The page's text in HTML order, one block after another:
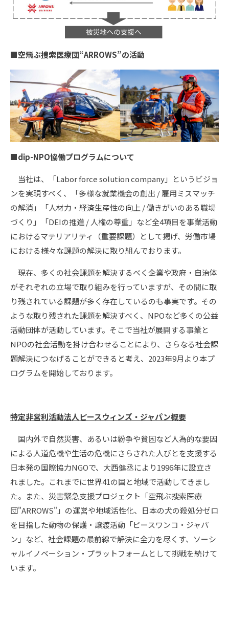
■空飛ぶ捜索医療団“ARROWS”の活動
■dip-NPO協働プログラムについて
当社は、「Labor force solution company」というビジョ
ンを実現すべく、「多様な就業機会の創出 / 雇用ミスマッチ
の解消」「人材力・経済生産性の向上 / 働きがいのある職場
づくり」「DEIの推進 / 人権の尊重」など全4項目を事業活動
におけるマテリアリティ（重要課題）として掲げ、労働市場
における様々な課題の解決に取り組んでおります。
現在、多くの社会課題を解決するべく企業や政府・自治体
がそれぞれの立場で取り組みを行っていますが、その間に取
り残されている課題が多く存在しているのも事実です。その
ような取り残された課題を解決すべく、NPOなど多くの公益
活動団体が活動しています。そこで当社が展開する事業と
NPOの社会活動を掛け合わせることにより、さらなる社会課
題解決につなげることができると考え、2023年9月より本プ
ログラムを開始しております。
特定非営利活動法人ピースウィンズ・ジャパン概要
国内外で自然災害、あるいは紛争や貧困など人為的な要因
による人道危機や生活の危機にさらされた人びとを支援する
日本発の国際協力NGOで、大西健丞により1996年に設立さ
れました。これまでに世界41の国と地域で活動してきまし
た。また、災害緊急支援プロジェクト「空飛ぶ捜索医療
団"ARROWS"」の運営や地域活性化、日本の犬の殺処分ゼロ
を目指した動物の保護・譲渡活動「ピースワンコ・ジャパ
ン」など、社会課題の最前線で解決に全力を尽くす、ソーシ
ャルイノベーション・プラットフォームとして挑戦を続けて
います。